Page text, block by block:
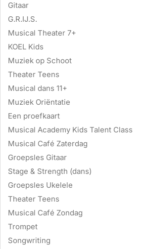
Gitaar
G.R.IJ.S.
Musical Theater 7+
KOEL Kids
Muziek op Schoot
Theater Teens
Musical dans 11+
Muziek Oriëntatie
Een proefkaart
Musical Academy Kids Talent Class
Musical Café Zaterdag
Groepsles Gitaar
Stage & Strength (dans)
Groepsles Ukelele
Theater Teens
Musical Café Zondag
Trompet
Songwriting